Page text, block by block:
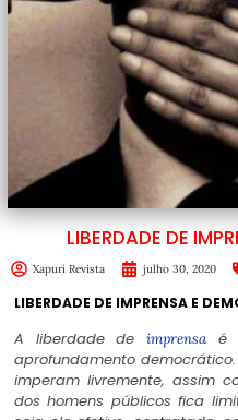
LIBERDADE DE
Xapuri Revista julho 30, 2020
LIBERDADE DE IMPRENSA E
A liberdade de imprensaé
aprofundamento
imperam livremente, assim
dos homens públicos fica